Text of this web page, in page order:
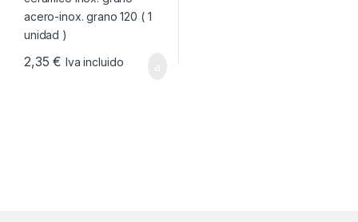
2,35€ Iva incluido